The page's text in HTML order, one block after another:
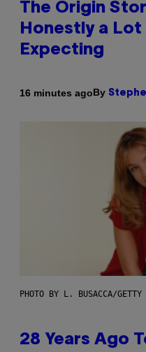
The Origin
Honestly a Lot
Expecting
16 minutes agoBy
PHOTO BY L. BUSACCA/GETTY
28 Years Ago